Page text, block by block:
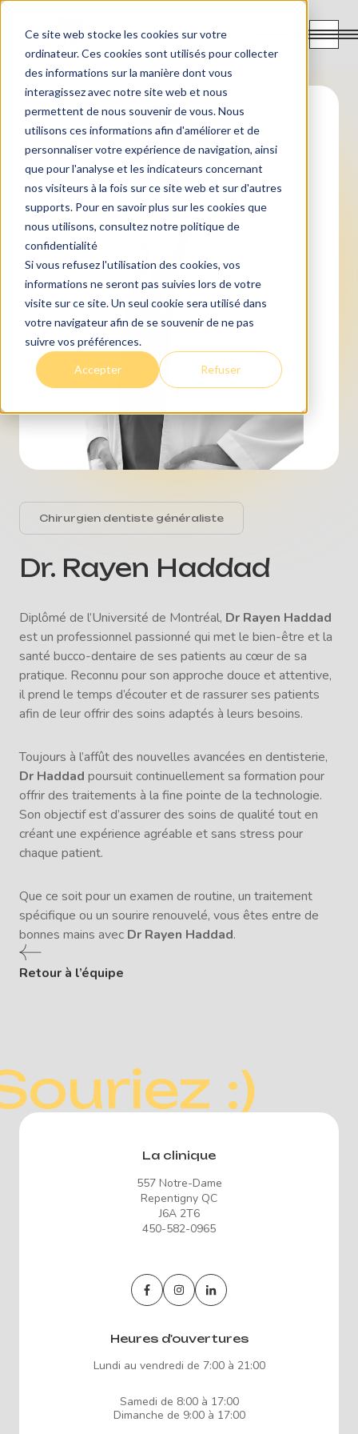
Ce site web stocke les cookies sur votre
ordinateur. Ces cookies sont utilisés pour collecter
des informations sur la manière dont vous
interagissez avec notre site web et nous
permettent de nous souvenir de vous. Nous
utilisons ces informations afin d'améliorer et de
personnaliser votre expérience de navigation, ainsi
que pour l'analyse et les indicateurs concernant
nos visiteurs à la fois sur ce site web et sur d'autres
supports. Pour en savoir plus sur les cookies que
nous utilisons, consultez notre politique de
confidentialité
Si vous refusez l'utilisation des cookies, vos
informations ne seront pas suivies lors de votre
visite sur ce site. Un seul cookie sera utilisé dans
votre navigateur afin de se souvenir de ne pas
suivre vos préférences.
Accepter Refuser
EN
Chirurgien dentiste généraliste
Dr. Rayen Haddad
Diplômé de l’Université de Montréal, Dr Rayen Haddad
est un professionnel passionné qui met le bien-être et la
santé bucco-dentaire de ses patients au cœur de sa
pratique. Reconnu pour son approche douce et attentive,
il prend le temps d’écouter et de rassurer ses patients
afin de leur offrir des soins adaptés à leurs besoins.
Toujours à l’affût des nouvelles avancées en dentisterie,
Dr Haddad poursuit continuellement sa formation pour
offrir des traitements à la fine pointe de la technologie.
Son objectif est d’assurer des soins de qualité tout en
créant une expérience agréable et sans stress pour
chaque patient.
Que ce soit pour un examen de routine, un traitement
spécifique ou un sourire renouvelé, vous êtes entre de
bonnes mains avec Dr Rayen Haddad.
Retour à l’équipe
:)
La clinique
557 Notre-Dame
Repentigny QC
J6A 2T6
450-582-0965
Heures d'ouvertures
Lundi au vendredi de 7:00 à 21:00
Samedi de 8:00 à 17:00
Dimanche de 9:00 à 17:00